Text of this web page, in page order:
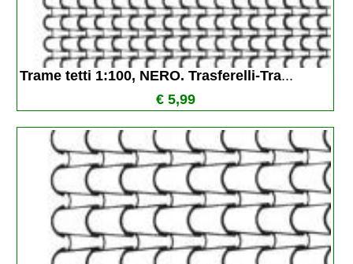
Trame tetti 1:100, NERO. Trasferelli-Tra...
€ 5,99